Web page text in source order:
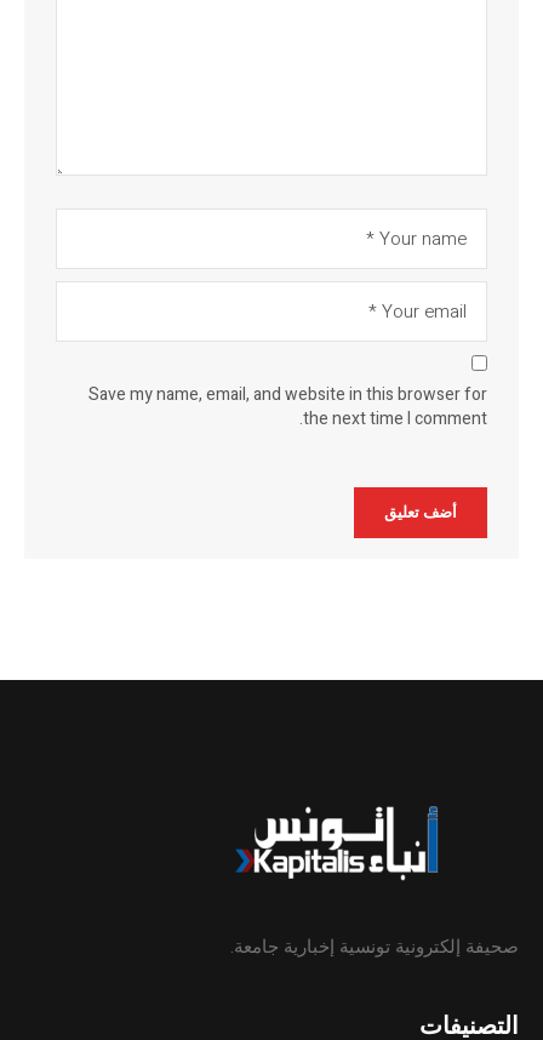
Save my name, email, and website in this browser for
the next time I comment.
صحيفة إلكترونية تونسية إخبارية جامعة.
التصنيفات